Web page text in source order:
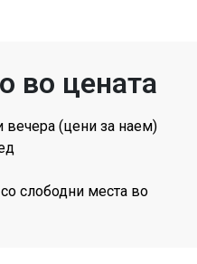
во цената
вечера (цени за наем)
слободни места во